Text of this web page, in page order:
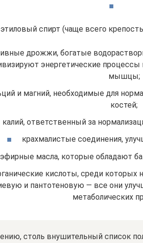
этиловый спирт (чаще всего
дрожжи, богатые
энергетические
мышцы;
и магний, необходимые для
костей;
калий, ответственный за
крахмалистые соединения,
эфирные масла, которые обладают
кислоты, среди
и пантотеновую — все они
метаболических
столь внушительный список